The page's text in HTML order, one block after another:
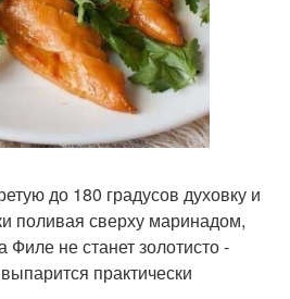
до 180 градусов духовку и
поливая сверху маринадом,
Филе не станет золотисто -
практически